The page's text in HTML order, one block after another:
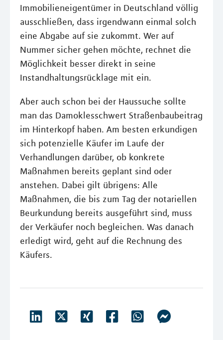
Immobilieneigentümer in Deutschland völlig
ausschließen, dass irgendwann einmal solch
eine Abgabe auf sie zukommt. Wer auf
Nummer sicher gehen möchte, rechnet die
Möglichkeit besser direkt in seine
Instandhaltungsrücklage mit ein.
Aber auch schon bei der Haussuche sollte
man das Damoklesschwert Straßenbaubeitrag
im Hinterkopf haben. Am besten erkundigen
sich potenzielle Käufer im Laufe der
Verhandlungen darüber, ob konkrete
Maßnahmen bereits geplant sind oder
anstehen. Dabei gilt übrigens: Alle
Maßnahmen, die bis zum Tag der notariellen
Beurkundung bereits ausgeführt sind, muss
der Verkäufer noch begleichen. Was danach
erledigt wird, geht auf die Rechnung des
Käufers.